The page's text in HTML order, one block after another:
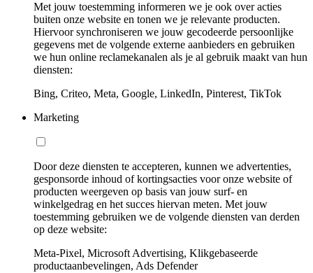
Met jouw toestemming informeren we je ook over acties
buiten onze website en tonen we je relevante producten.
Hiervoor synchroniseren we jouw gecodeerde persoonlijke
gegevens met de volgende externe aanbieders en gebruiken
we hun online reclamekanalen als je al gebruik maakt van hun
diensten:
Bing, Criteo, Meta, Google, LinkedIn, Pinterest, TikTok
Marketing
Door deze diensten te accepteren, kunnen we advertenties,
gesponsorde inhoud of kortingsacties voor onze website of
producten weergeven op basis van jouw surf- en
winkelgedrag en het succes hiervan meten. Met jouw
toestemming gebruiken we de volgende diensten van derden
op deze website:
Meta-Pixel, Microsoft Advertising, Klikgebaseerde
productaanbevelingen, Ads Defender